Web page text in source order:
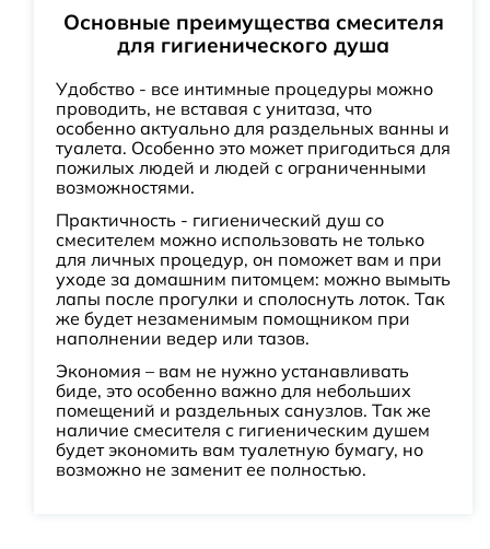
Основные преимущества смесителя
для гигиенического душа
Удобство - все интимные процедуры можно
проводить, не вставая с унитаза, что
особенно актуально для раздельных ванны и
туалета. Особенно это может пригодиться для
пожилых людей и людей с ограниченными
возможностями.
Практичность - гигиенический душ со
смесителем можно использовать не только
для личных процедур, он поможет вам и при
уходе за домашним питомцем: можно вымыть
лапы после прогулки и сполоснуть лоток. Так
же будет незаменимым помощником при
наполнении ведер или тазов.
Экономия – вам не нужно устанавливать
биде, это особенно важно для небольших
помещений и раздельных санузлов. Так же
наличие смесителя с гигиеническим душем
будет экономить вам туалетную бумагу, но
возможно не заменит ее полностью.